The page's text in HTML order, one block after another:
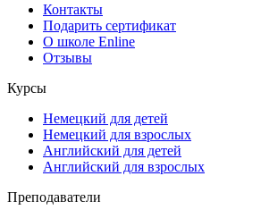
Контакты
Подарить сертификат
О школе Enline
Отзывы
Курсы
Немецкий для детей
Немецкий для взрослых
Английский для детей
Английский для взрослых
Преподаватели